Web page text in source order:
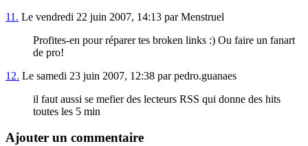
11. Le vendredi 22 juin 2007, 14:13 par Menstruel
Profites-en pour réparer tes broken links :) Ou faire un fanart
de pro!
12. Le samedi 23 juin 2007, 12:38 par pedro.guanaes
il faut aussi se mefier des lecteurs RSS qui donne des hits
toutes les 5 min
Ajouter un commentaire